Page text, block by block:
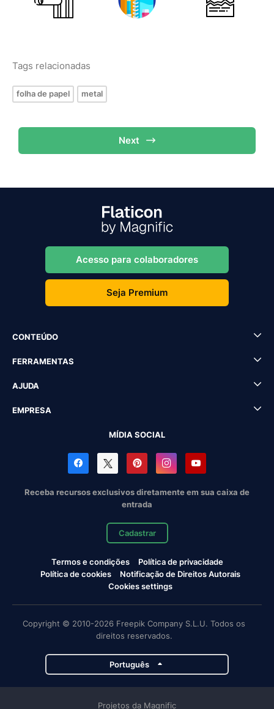
Tags relacionadas
folha de papel metal
Next
Acesso para colaboradores
Seja Premium
CONTEÚDO
FERRAMENTAS
AJUDA
EMPRESA
MÍDIA SOCIAL
Receba recursos exclusivos diretamente em sua caixa de
entrada
Cadastrar
Termos e condições
Política de privacidade
Política de cookies
Notificação de Direitos Autorais
Cookies settings
Copyright © 2010-2026 Freepik Company S.L.U. Todos os
direitos reservados.
Português
Projetos da Magnific